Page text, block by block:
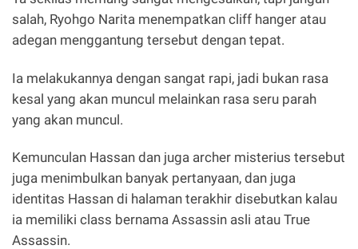
salah, Ryohgo Narita menempatkan cliff hanger atau
adegan menggantung tersebut dengan tepat.
Ia melakukannya dengan sangat rapi, jadi bukan rasa
kesal yang akan muncul melainkan rasa seru parah
yang akan muncul.
Kemunculan Hassan dan juga archer misterius tersebut
juga menimbulkan banyak pertanyaan, dan juga
identitas Hassan di halaman terakhir disebutkan kalau
ia memiliki class bernama Assassin asli atau True
Assassin.